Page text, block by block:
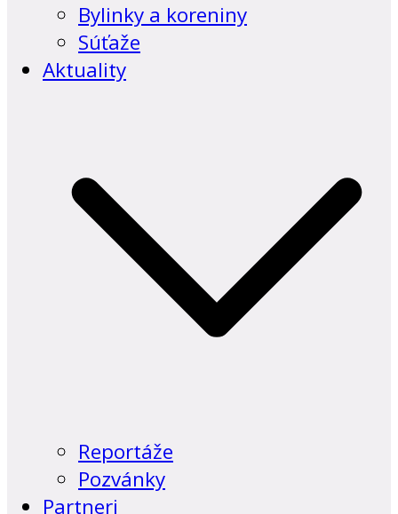
Bylinky a koreniny
Súťaže
Aktuality
Reportáže
Pozvánky
Partneri